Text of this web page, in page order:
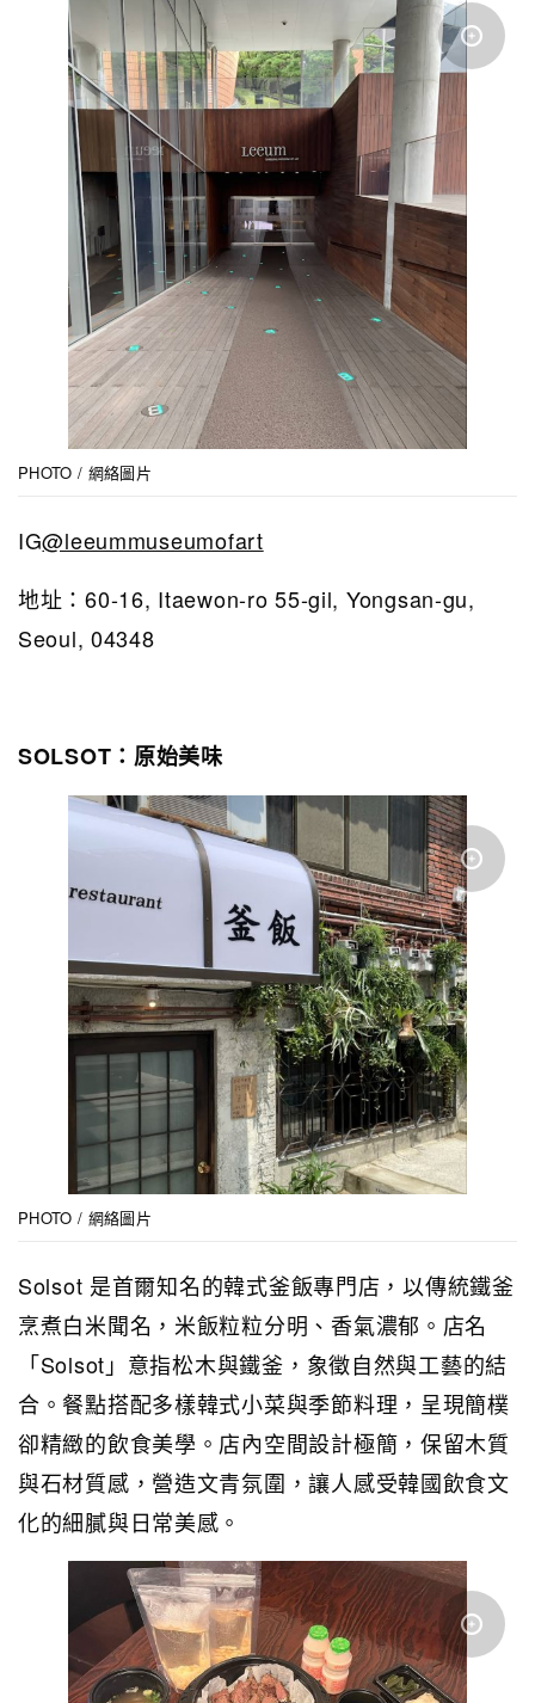
PHOTO / 網絡圖片
IG@leeummuseumofart
地址：60-16, Itaewon-ro 55-gil, Yongsan-gu,
Seoul, 04348
SOLSOT：原始美味
PHOTO / 網絡圖片
Solsot 是首爾知名的韓式釜飯專門店，以傳統鐵釜
烹煮白米聞名，米飯粒粒分明、香氣濃郁。店名
「Solsot」意指松木與鐵釜，象徵自然與工藝的結
合。餐點搭配多樣韓式小菜與季節料理，呈現簡樸
卻精緻的飲食美學。店內空間設計極簡，保留木質
與石材質感，營造文青氛圍，讓人感受韓國飲食文
化的細膩與日常美感。